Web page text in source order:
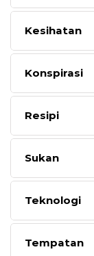
Kesihatan
Konspirasi
Resipi
Sukan
Teknologi
Tempatan